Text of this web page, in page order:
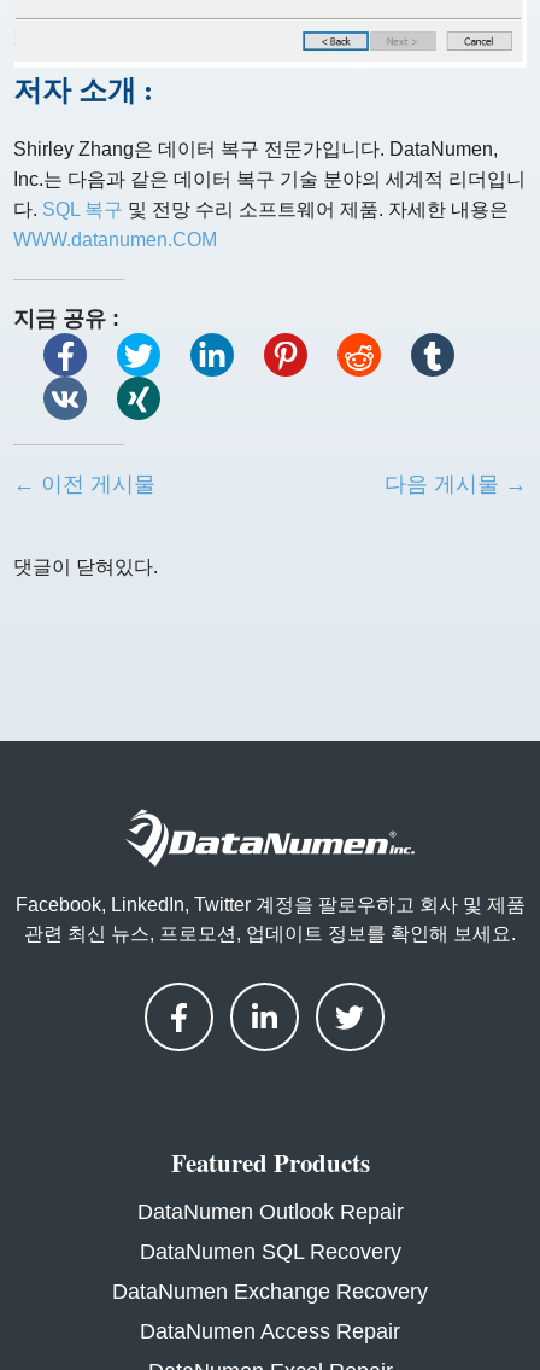
저자 소개 :
Shirley Zhang은 데이터 복구 전문가입니다. DataNumen,
Inc.는 다음과 같은 데이터 복구 기술 분야의 세계적 리더입니
다. SQL 복구 및 전망 수리 소프트웨어 제품. 자세한 내용은
WWW.datanumen.COM
지금 공유 :
← 이전 게시물 다음 게시물 →
댓글이 닫혀있다.
Facebook, LinkedIn, Twitter 계정을 팔로우하고 회사 및 제품
관련 최신 뉴스, 프로모션, 업데이트 정보를 확인해 보세요.
Featured Products
DataNumen Outlook Repair
DataNumen SQL Recovery
DataNumen Exchange Recovery
DataNumen Access Repair